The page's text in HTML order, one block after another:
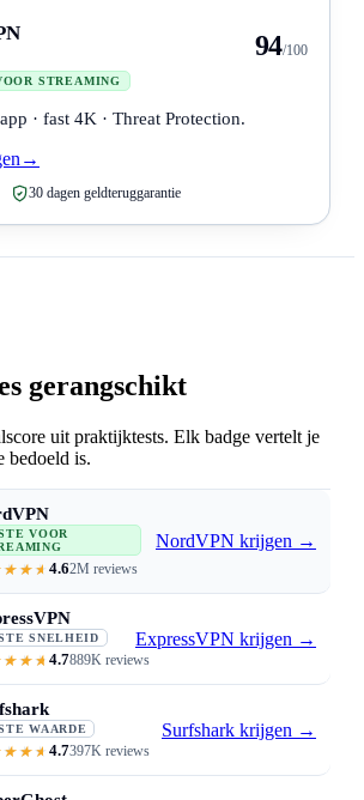
STREAMING
94/100
· fast 4K · Threat Protection.
→
30 dagen geldteruggarantie
gerangschikt
uit praktijktests. Elk badge vertelt je
bedoeld is.
VOOR
4.62M reviews
NordVPN krijgen →
SNELHEID
4.7889K reviews
ExpressVPN krijgen →
WAARDE
4.7397K reviews
Surfshark krijgen →